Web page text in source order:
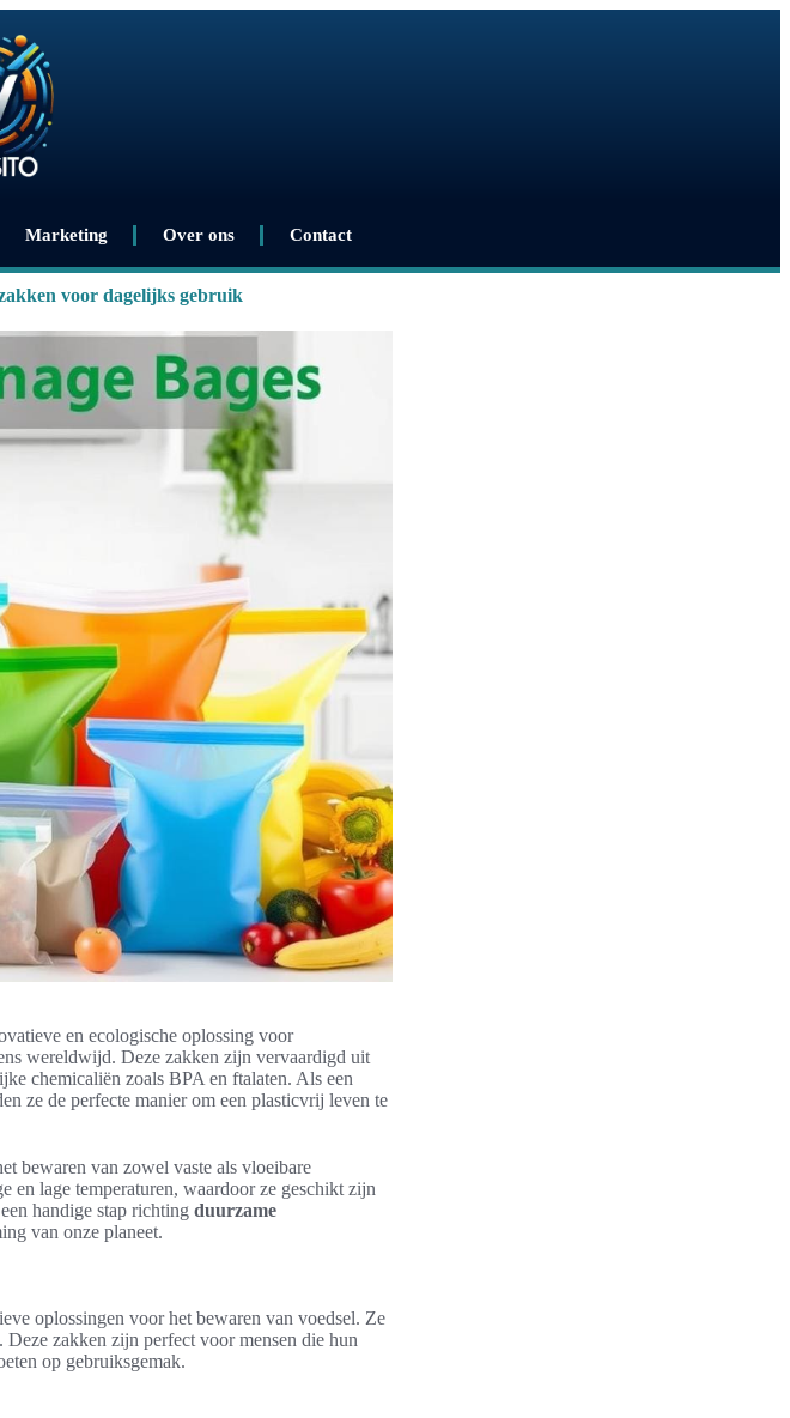
Marketing Over ons Contact
voor dagelijks gebruik
en ecologische oplossing voor
wereldwijd. Deze zakken zijn vervaardigd uit
chemicaliën zoals BPA en ftalaten. Als een
ze de perfecte manier om een plasticvrij leven te
bewaren van zowel vaste als vloeibare
en lage temperaturen, waardoor ze geschikt zijn
handige stap richting duurzame
van onze planeet.
oplossingen voor het bewaren van voedsel. Ze
zakken zijn perfect voor mensen die hun
op gebruiksgemak.